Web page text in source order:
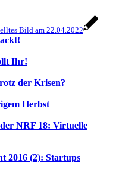
Bild am 22.04.2022
Ihr!
der Krisen?
Herbst
NRF 18: Virtuelle
2016 (2): Startups